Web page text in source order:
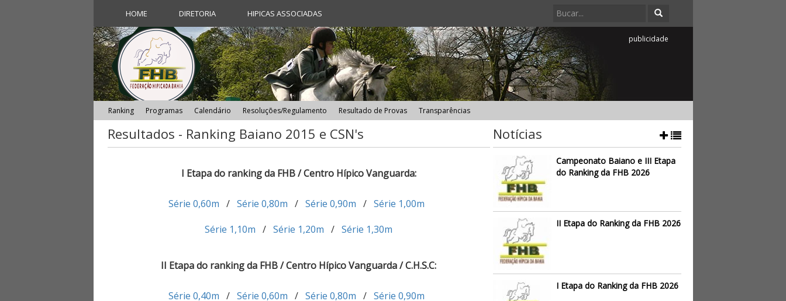
HOME DIRETORIA HIPICAS ASSOCIADAS
publicidade
Ranking Programas Calendário Resoluções/Regulamento Resultado de Provas Transparências
Resultados - Ranking Baiano 2015 e CSN's
I Etapa do ranking da FHB / Centro Hípico Vanguarda:
Série 0,60m / Série 0,80m / Série 0,90m / Série 1,00m
Série 1,10m /Série 1,20m /Série 1,30m
II Etapa do ranking da FHB / Centro Hípico Vanguarda / C.H.S.C:
Série 0,40m / Série 0,60m / Série 0,80m / Série 0,90m
Notícias
Campeonato Baiano e III Etapa
do Ranking da FHB 2026
II Etapa do Ranking da FHB 2026
I Etapa do Ranking da FHB 2026